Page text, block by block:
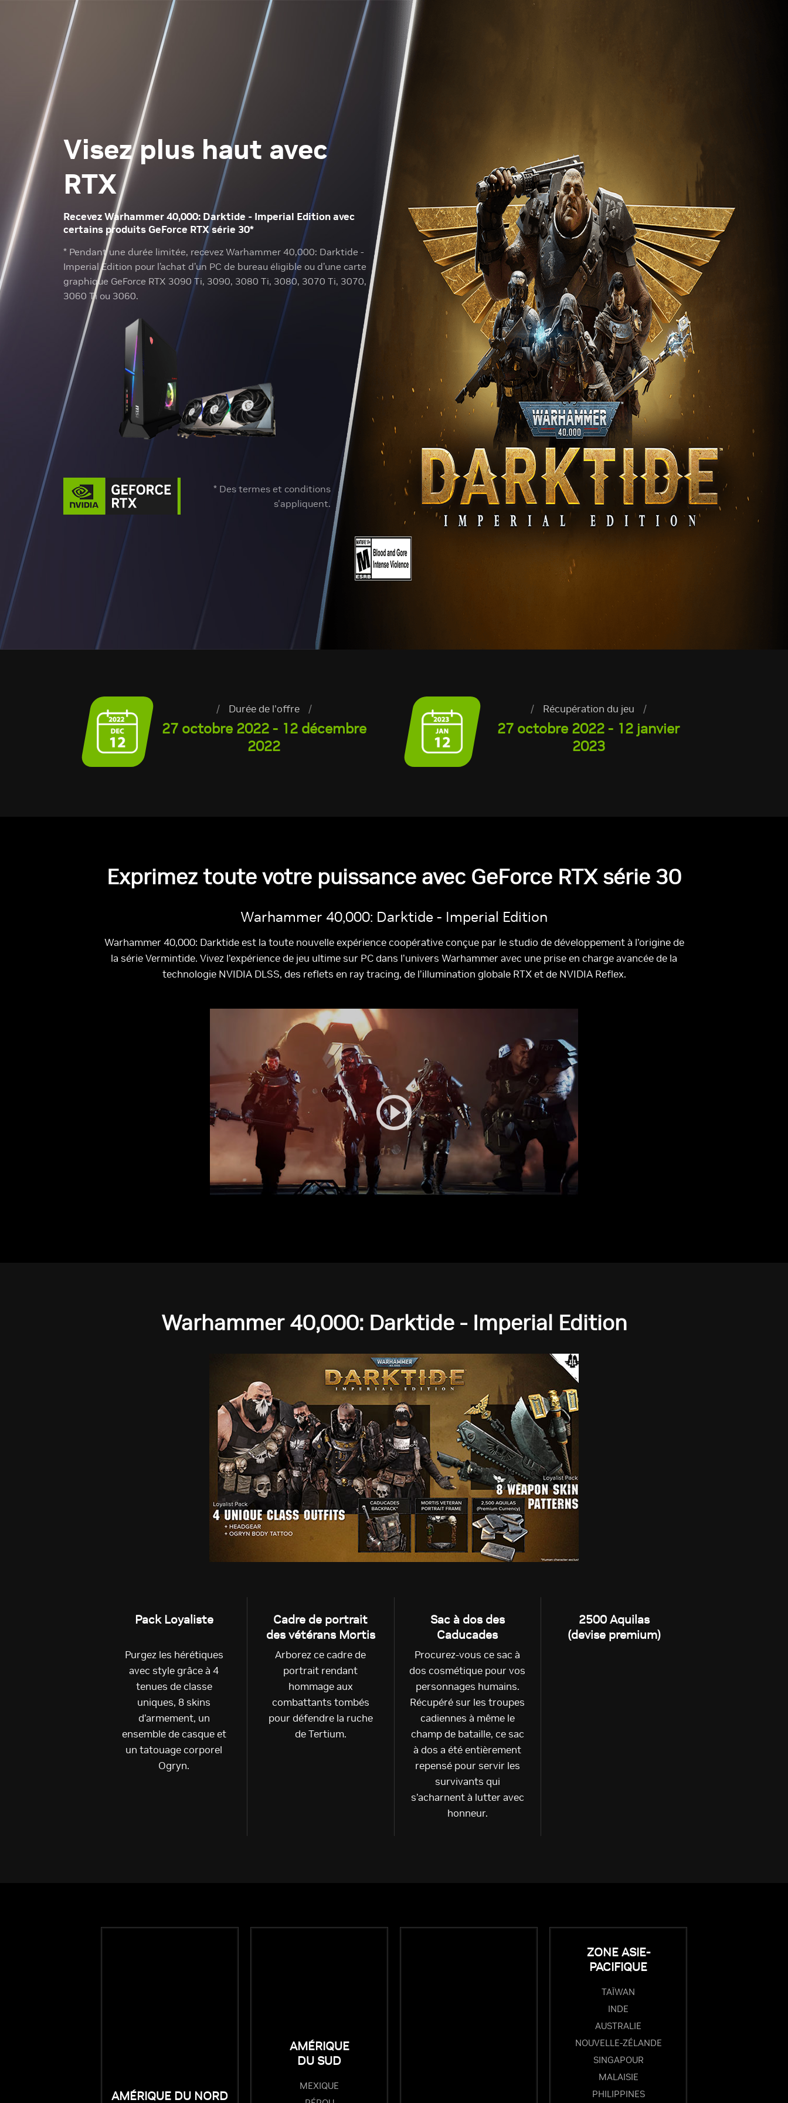
Visez plus haut avec
RTX
Recevez Warhammer 40,000: Darktide - Imperial Edition avec
certains produits GeForce RTX série 30*
* Pendant une durée limitée, recevez Warhammer 40,000: Darktide -
Imperial Edition pour l’achat d’un PC de bureau éligible ou d’une carte
graphique GeForce RTX 3090 Ti, 3090, 3080 Ti, 3080, 3070 Ti, 3070,
3060 Ti ou 3060.
* Des termes et conditions
s'appliquent.
/ Durée de l'offre /
27 octobre 2022 - 12 décembre
2022
/ Récupération du jeu /
27 octobre 2022 - 12 janvier
2023
Exprimez toute votre puissance avec GeForce RTX série 30
Warhammer 40,000: Darktide - Imperial Edition
Warhammer 40,000: Darktide est la toute nouvelle expérience coopérative conçue par le studio de développement à l’origine de
la série Vermintide. Vivez l’expérience de jeu ultime sur PC dans l’univers Warhammer avec une prise en charge avancée de la
technologie NVIDIA DLSS, des reflets en ray tracing, de l’illumination globale RTX et de NVIDIA Reflex.
Warhammer 40,000: Darktide - Imperial Edition
Pack Loyaliste
Purgez les hérétiques
avec style grâce à 4
tenues de classe
uniques, 8 skins
d’armement, un
ensemble de casque et
un tatouage corporel
Ogryn.
Cadre de portrait
des vétérans Mortis
Arborez ce cadre de
portrait rendant
hommage aux
combattants tombés
pour défendre la ruche
de Tertium.
Sac à dos des
Caducades
Procurez-vous ce sac à
dos cosmétique pour vos
personnages humains.
Récupéré sur les troupes
cadiennes à même le
champ de bataille, ce sac
à dos a été entièrement
repensé pour servir les
survivants qui
s’acharnent à lutter avec
honneur.
2500 Aquilas
(devise premium)
AMÉRIQUE DU NORD
AMÉRIQUE
DU SUD
MEXIQUE
ZONE ASIE-
PACIFIQUE
TAÏWAN
INDE
AUSTRALIE
NOUVELLE-ZÉLANDE
SINGAPOUR
MALAISIE
PHILIPPINES